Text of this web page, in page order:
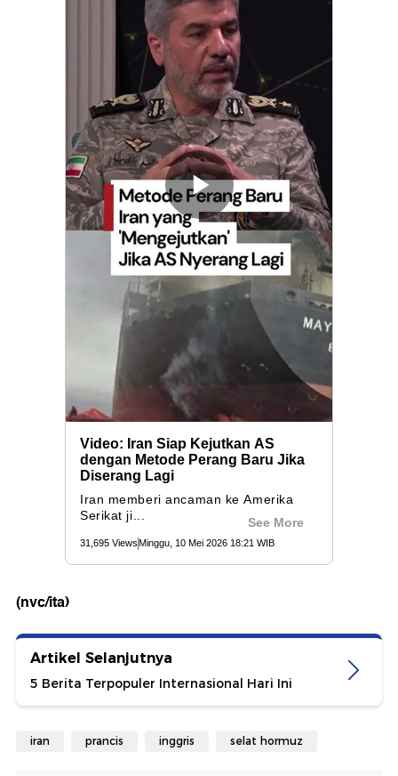
(nvc/ita)
Artikel Selanjutnya
5 Berita Terpopuler Internasional Hari Ini
iran prancis inggris selat hormuz